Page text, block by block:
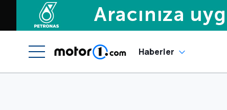
Haberler